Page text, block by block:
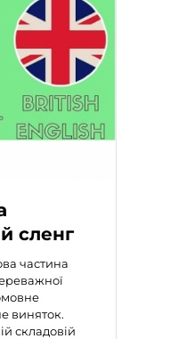
сленг
частина
виняток.
складовій